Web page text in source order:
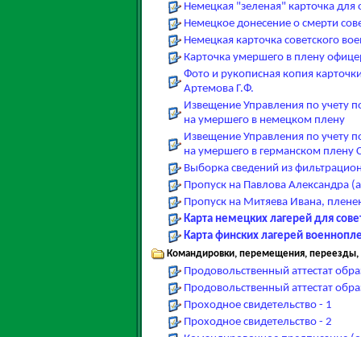
Немецкая "зеленая" карточка
Немецкое донесение о смерти
Немецкая карточка советского
Карточка умершего в плену
Фото и рукописная копия
Артемова Г.Ф.
Извещение Управления по учету
на умершего в немецком плену
Извещение Управления по учету
на умершего в германском плену
Выборка сведений из
Пропуск на Павлова Александра
Пропуск на Митяева Ивана,
Карта немецких лагерей для
Карта финских лагерей
Командировки, перемещения, переезды,
Продовольственный аттестат
Продовольственный аттестат
Проходное свидетельство - 1
Проходное свидетельство - 2